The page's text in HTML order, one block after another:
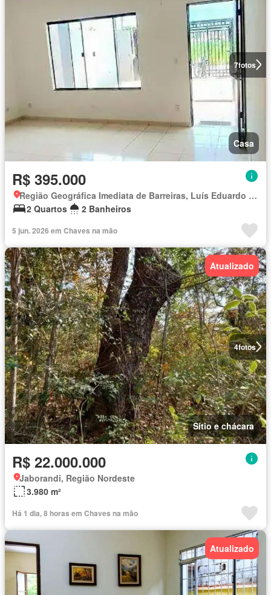
7fotos
Casa
R$ 395.000
Região Geográfica Imediata de Barreiras, Luís Eduardo Magalhães
2 Quartos
2 Banheiros
5 jun. 2026 em Chaves na mão
4fotos
Atualizado
Sítio e chácara
R$ 22.000.000
Jaborandi, Região Nordeste
3.980 m²
Há 1 dia, 8 horas em Chaves na mão
Atualizado